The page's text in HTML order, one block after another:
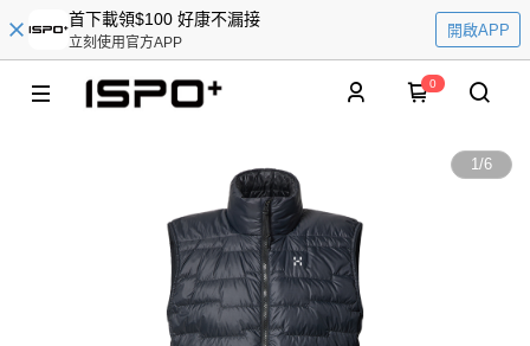
首下載領$100 好康不漏接
立刻使用官方APP
開啟APP
0
1/6